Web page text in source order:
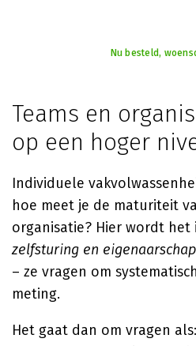
Nu besteld,
Teams en
op een hoger
Individuele
hoe meet je de maturiteit
organisatie? Hier wordt
zelfsturing en
– ze vragen om
meting.
Het gaat dan om vragen